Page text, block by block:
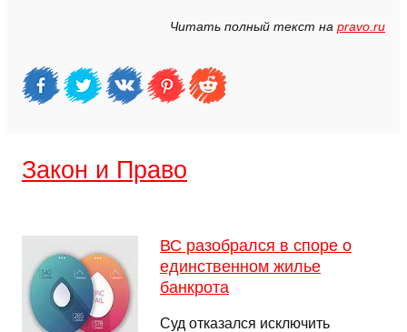
Читать полный текст на pravo.ru
Закон и Право
ВС разобрался в споре о
единственном жилье
банкрота
Суд отказался исключить